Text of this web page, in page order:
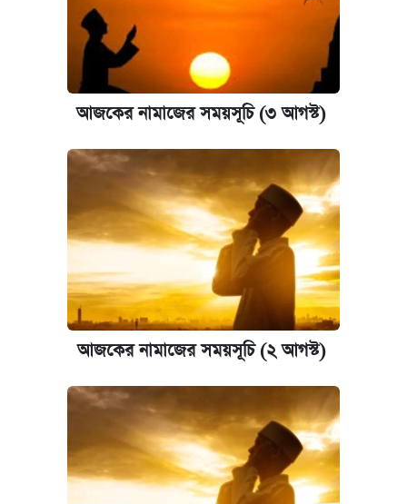
আজকের নামাজের সময়সূচি (৩ আগস্ট)
আজকের নামাজের সময়সূচি (২ আগস্ট)